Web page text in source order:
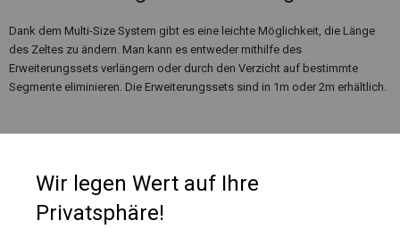
Dank dem Multi-Size System gibt es eine leichte Möglichkeit, die Länge
des Zeltes zu ändern. Man kann es entweder mithilfe des
Erweiterungssets verlängern oder durch den Verzicht auf bestimmte
Segmente eliminieren. Die Erweiterungssets sind in 1m oder 2m erhältlich.
Wir legen Wert auf Ihre
Privatsphäre!